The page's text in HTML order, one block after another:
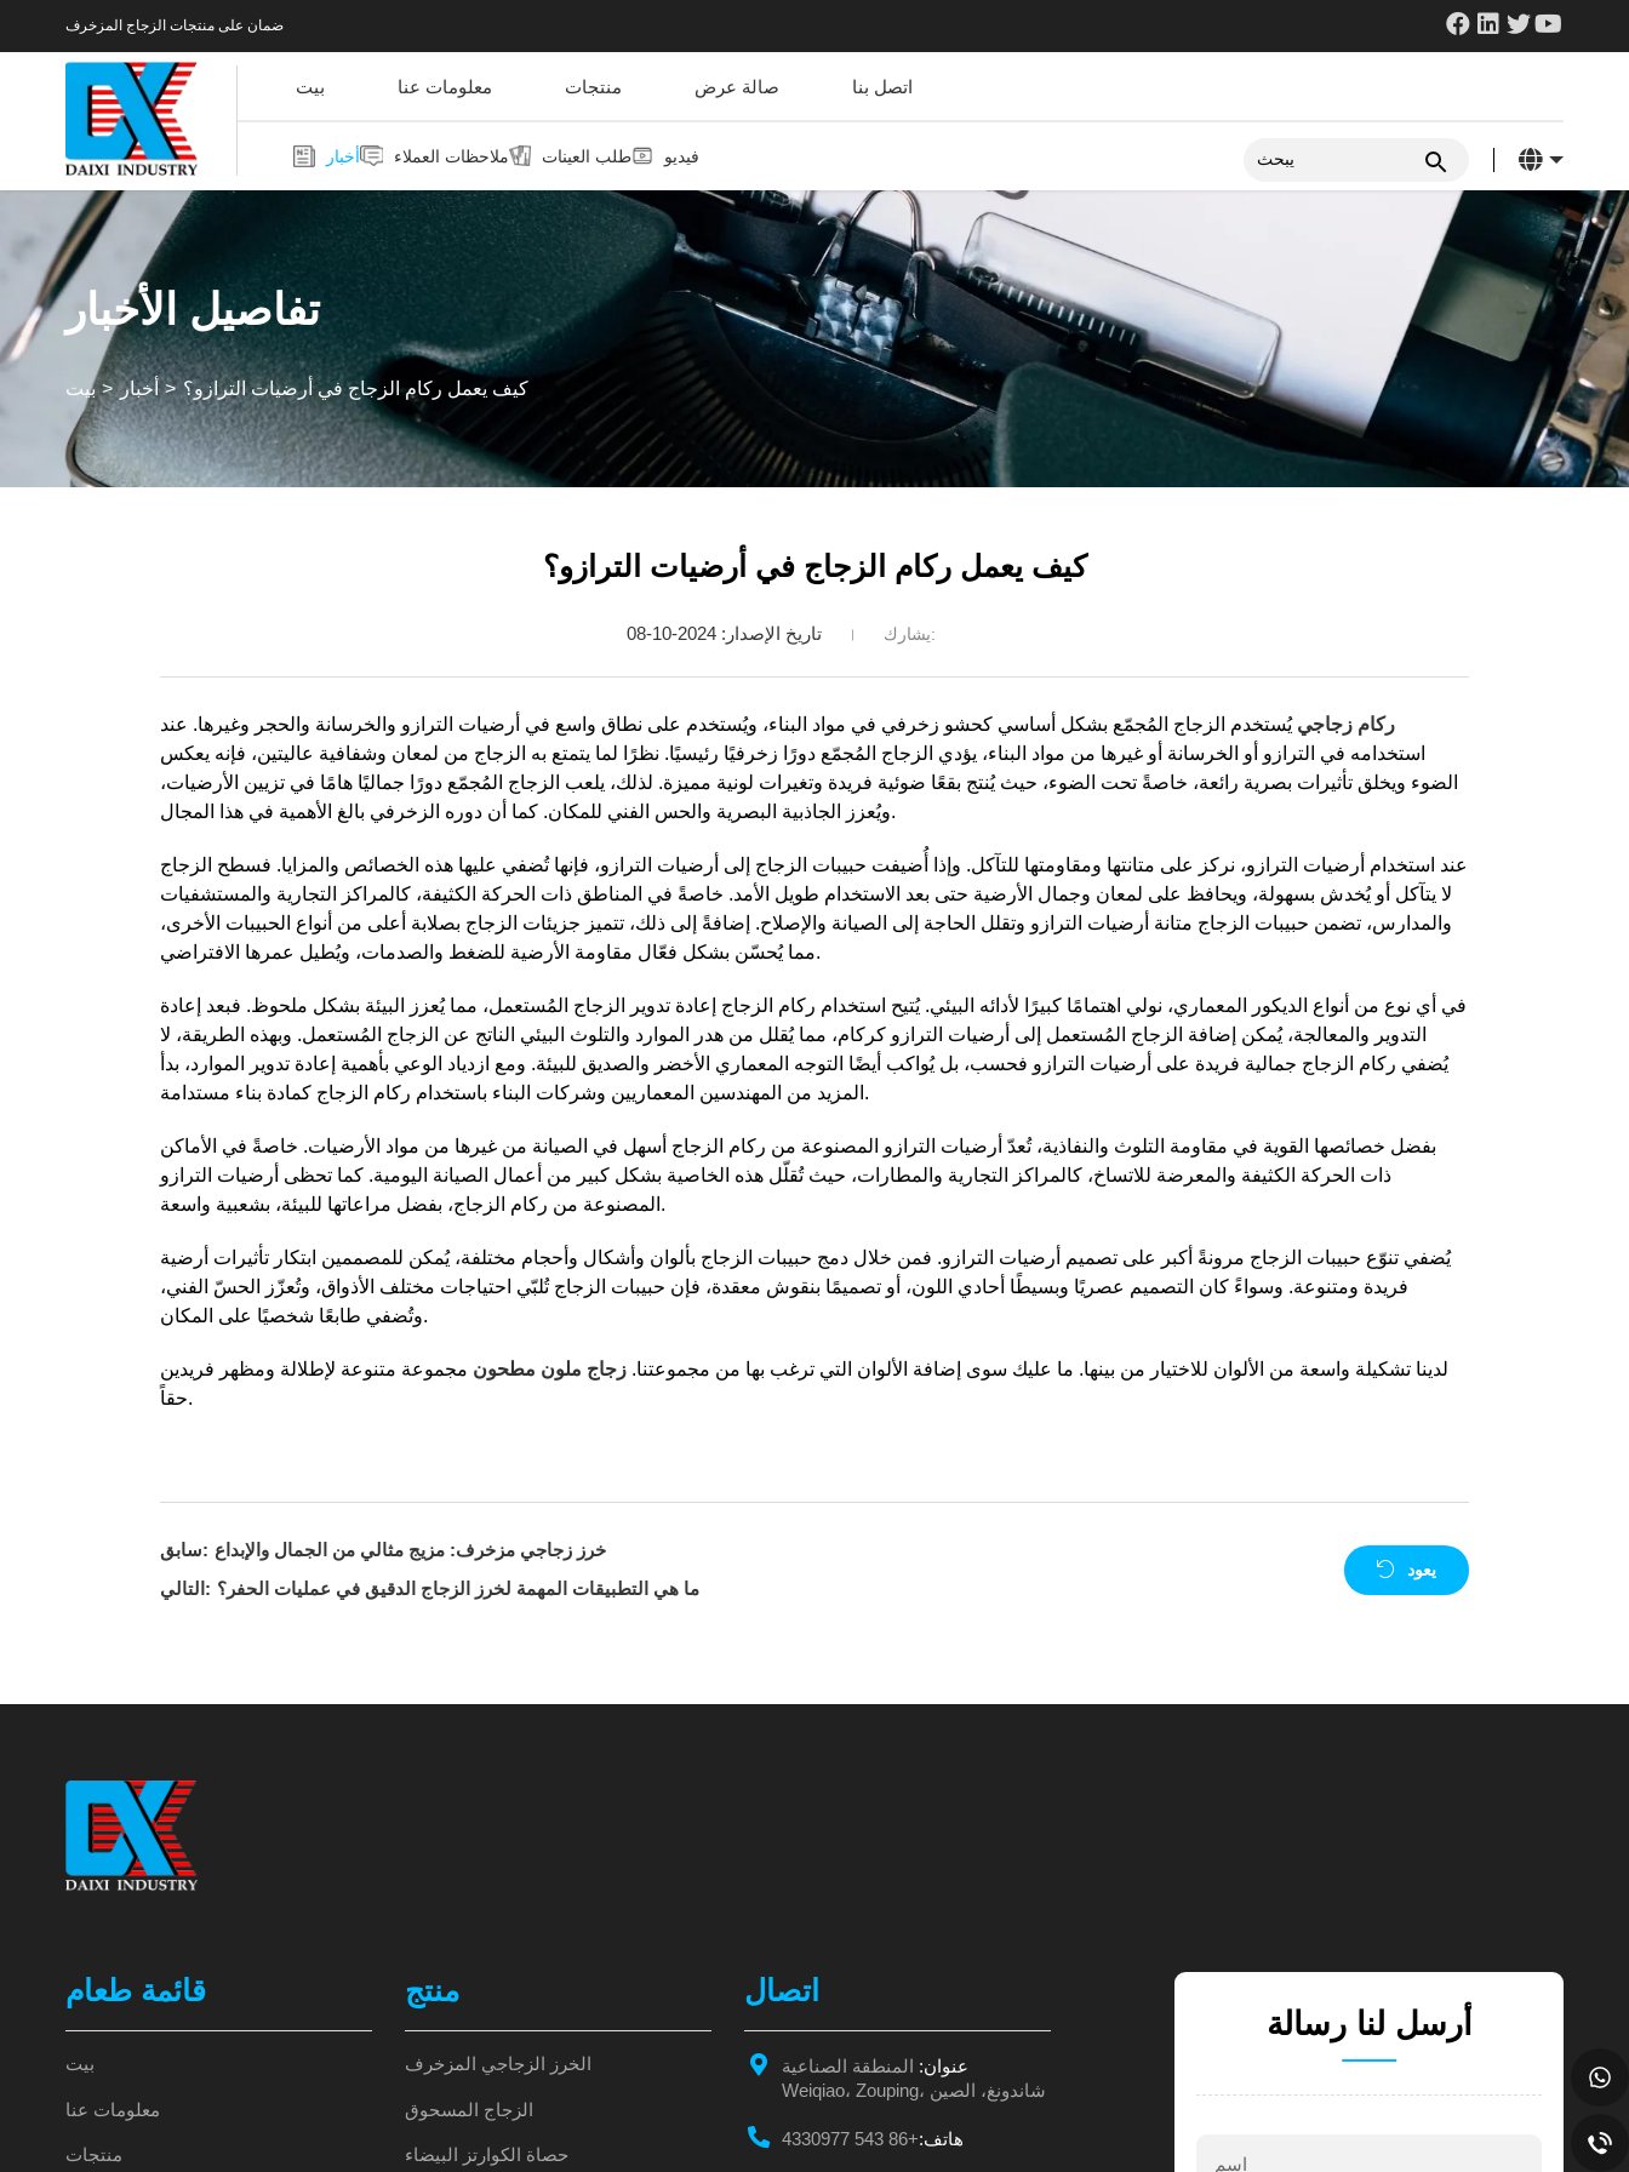
ضمان على منتجات الزجاج المزخرف
بيت معلومات عنا منتجات صالة عرض اتصل بنا
أخبار ملاحظات العملاء طلب العينات فيديو
تفاصيل الأخبار
بيت أخبار كيف يعمل ركام الزجاج في أرضيات الترازو؟
كيف يعمل ركام الزجاج في أرضيات الترازو؟
تاريخ الإصدار: 2024-10-08 يشارك:
ركام زجاجي يُستخدم الزجاج المُجمّع بشكل أساسي كحشو زخرفي في مواد البناء، ويُستخدم على نطاق واسع في أرضيات الترازو والخرسانة والحجر وغيرها. عند
استخدامه في الترازو أو الخرسانة أو غيرها من مواد البناء، يؤدي الزجاج المُجمّع دورًا زخرفيًا رئيسيًا. نظرًا لما يتمتع به الزجاج من لمعان وشفافية عاليتين، فإنه يعكس
الضوء ويخلق تأثيرات بصرية رائعة، خاصةً تحت الضوء، حيث يُنتج بقعًا ضوئية فريدة وتغيرات لونية مميزة. لذلك، يلعب الزجاج المُجمّع دورًا جماليًا هامًا في تزيين الأرضيات،
ويُعزز الجاذبية البصرية والحس الفني للمكان. كما أن دوره الزخرفي بالغ الأهمية في هذا المجال.
عند استخدام أرضيات الترازو، نركز على متانتها ومقاومتها للتآكل. وإذا أُضيفت حبيبات الزجاج إلى أرضيات الترازو، فإنها تُضفي عليها هذه الخصائص والمزايا. فسطح الزجاج
لا يتآكل أو يُخدش بسهولة، ويحافظ على لمعان وجمال الأرضية حتى بعد الاستخدام طويل الأمد. خاصةً في المناطق ذات الحركة الكثيفة، كالمراكز التجارية والمستشفيات
والمدارس، تضمن حبيبات الزجاج متانة أرضيات الترازو وتقلل الحاجة إلى الصيانة والإصلاح. إضافةً إلى ذلك، تتميز جزيئات الزجاج بصلابة أعلى من أنواع الحبيبات الأخرى،
مما يُحسّن بشكل فعّال مقاومة الأرضية للضغط والصدمات، ويُطيل عمرها الافتراضي.
في أي نوع من أنواع الديكور المعماري، نولي اهتمامًا كبيرًا لأدائه البيئي. يُتيح استخدام ركام الزجاج إعادة تدوير الزجاج المُستعمل، مما يُعزز البيئة بشكل ملحوظ. فبعد إعادة
التدوير والمعالجة، يُمكن إضافة الزجاج المُستعمل إلى أرضيات الترازو كركام، مما يُقلل من هدر الموارد والتلوث البيئي الناتج عن الزجاج المُستعمل. وبهذه الطريقة، لا
يُضفي ركام الزجاج جمالية فريدة على أرضيات الترازو فحسب، بل يُواكب أيضًا التوجه المعماري الأخضر والصديق للبيئة. ومع ازدياد الوعي بأهمية إعادة تدوير الموارد، بدأ
المزيد من المهندسين المعماريين وشركات البناء باستخدام ركام الزجاج كمادة بناء مستدامة.
بفضل خصائصها القوية في مقاومة التلوث والنفاذية، تُعدّ أرضيات الترازو المصنوعة من ركام الزجاج أسهل في الصيانة من غيرها من مواد الأرضيات. خاصةً في الأماكن
ذات الحركة الكثيفة والمعرضة للاتساخ، كالمراكز التجارية والمطارات، حيث تُقلّل هذه الخاصية بشكل كبير من أعمال الصيانة اليومية. كما تحظى أرضيات الترازو
المصنوعة من ركام الزجاج، بفضل مراعاتها للبيئة، بشعبية واسعة.
يُضفي تنوّع حبيبات الزجاج مرونةً أكبر على تصميم أرضيات الترازو. فمن خلال دمج حبيبات الزجاج بألوان وأشكال وأحجام مختلفة، يُمكن للمصممين ابتكار تأثيرات أرضية
فريدة ومتنوعة. وسواءً كان التصميم عصريًا وبسيطًا أحادي اللون، أو تصميمًا بنقوش معقدة، فإن حبيبات الزجاج تُلبّي احتياجات مختلف الأذواق، وتُعزّز الحسّ الفني،
وتُضفي طابعًا شخصيًا على المكان.
لدينا تشكيلة واسعة من الألوان للاختيار من بينها. ما عليك سوى إضافة الألوان التي ترغب بها من مجموعتنا. زجاج ملون مطحون مجموعة متنوعة لإطلالة ومظهر فريدين
حقاً.
سابق: خرز زجاجي مزخرف: مزيج مثالي من الجمال والإبداع
التالي: ما هي التطبيقات المهمة لخرز الزجاج الدقيق في عمليات الحفر؟
يعود
قائمة طعام
بيت
معلومات عنا
منتجات
منتج
الخرز الزجاجي المزخرف
الزجاج المسحوق
حصاة الكوارتز البيضاء
اتصال
عنوان: المنطقة الصناعية
Weiqiao، Zouping، شاندونغ، الصين
هاتف:+86 543 4330977
أرسل لنا رسالة